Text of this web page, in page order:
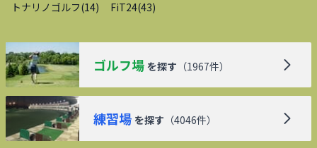
トナリノゴルフ(14) FiT24(43)
ゴルフ場 を探す （1967件）
練習場 を探す （4046件）